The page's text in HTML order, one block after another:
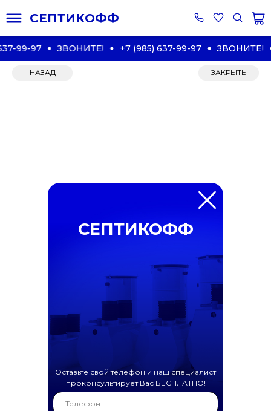
СЕПТИКОФФ
99-97 ЗВОНИТЕ! +7 (985) 637-99-97 ЗВОНИТЕ!
НАЗАД ЗАКРЫТЬ
Оставьте свой телефон и наш специалист
проконсультирует Вас БЕСПЛАТНО!
СЕПТИКОФФ